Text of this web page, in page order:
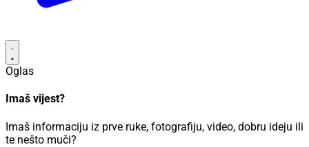
Oglas
Imaš vijest?
Imaš informaciju iz prve ruke, fotografiju, video, dobru ideju ili
te nešto muči?